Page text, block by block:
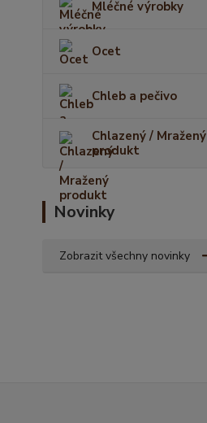
Mléčné výrobky
Ocet
Chleb a pečivo
Chlazený / Mražený
produkt
Novinky
Zobrazit všechny novinky